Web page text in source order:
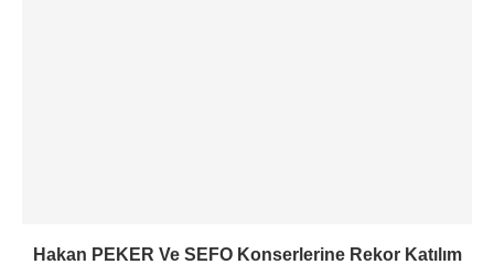
Hakan PEKER Ve SEFO Konserlerine Rekor Katılım